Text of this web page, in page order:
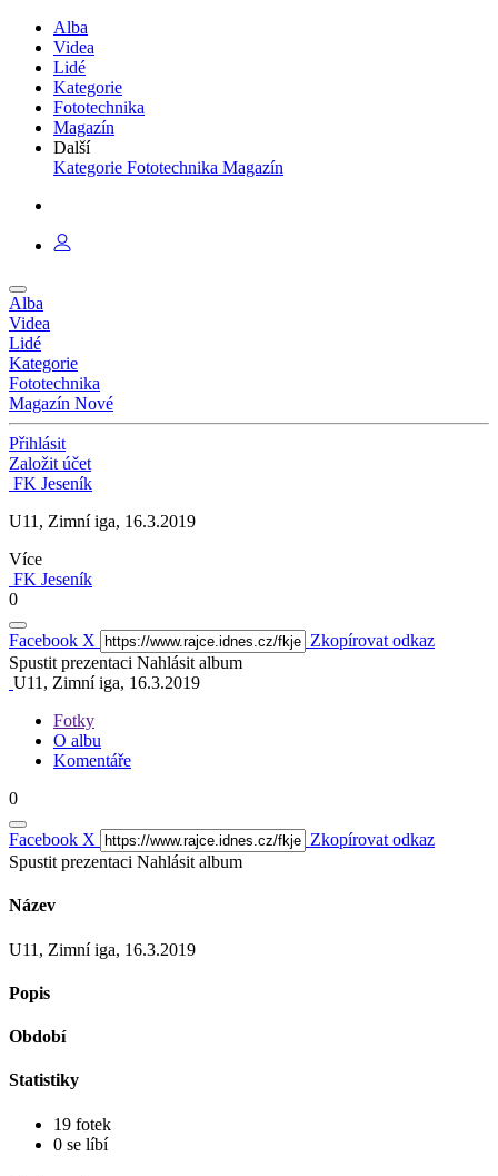
Alba
Videa
Lidé
Kategorie
Fototechnika
Magazín
Další
Kategorie Fototechnika Magazín
Alba
Videa
Lidé
Kategorie
Fototechnika
Magazín Nové
Přihlásit
Založit účet
FK Jeseník
U11, Zimní iga, 16.3.2019
Více
FK Jeseník
0
Facebook X
Zkopírovat odkaz
Spustit prezentaci Nahlásit album
U11, Zimní iga, 16.3.2019
Fotky
O albu
Komentáře
0
Facebook X
Zkopírovat odkaz
Spustit prezentaci Nahlásit album
Název
U11, Zimní iga, 16.3.2019
Popis
Období
Statistiky
19 fotek
0 se líbí